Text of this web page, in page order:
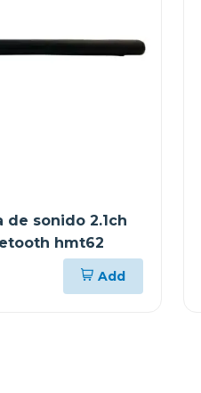
de sonido 2.1ch
hmt62
Add